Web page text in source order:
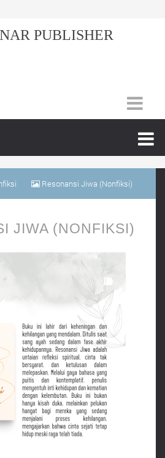
PUBLISHER
Resonansi Jiwa (Nonfiksi)
JIWA (NONFIKSI)